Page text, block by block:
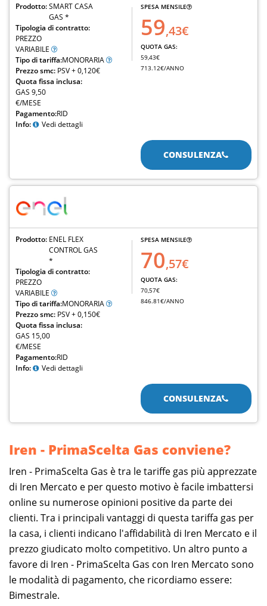
Prodotto:SMART CASA
GAS *
Tipologia di contratto:
PREZZO
VARIABILE
Tipo di tariffa:MONORARIA
Prezzo smc: PSV + 0,120€
Quota fissa inclusa:
GAS 9,50
€/MESE
Pagamento:RID
Info:
Vedi dettagli
SPESA MENSILE
59,43€
QUOTA GAS:
59,43€
713.12€/ANNO
CONSULENZA
Prodotto: ENEL FLEX
CONTROL GAS
*
Tipologia di contratto:
PREZZO
VARIABILE
Tipo di tariffa:MONORARIA
Prezzo smc: PSV + 0,150€
Quota fissa inclusa:
GAS 15,00
€/MESE
Pagamento:RID
Info:
Vedi dettagli
SPESA MENSILE
70,57€
QUOTA GAS:
70,57€
846.81€/ANNO
CONSULENZA
Iren - PrimaScelta Gas conviene?
Iren - PrimaScelta Gas è tra le tariffe gas più apprezzate
di Iren Mercato e per questo motivo è facile imbattersi
online su numerose opinioni positive da parte dei
clienti. Tra i principali vantaggi di questa tariffa gas per
la casa, i clienti indicano l'affidabilità di Iren Mercato e il
prezzo giudicato molto competitivo. Un altro punto a
favore di Iren - PrimaScelta Gas con Iren Mercato sono
le modalità di pagamento, che ricordiamo essere:
Bimestrale.